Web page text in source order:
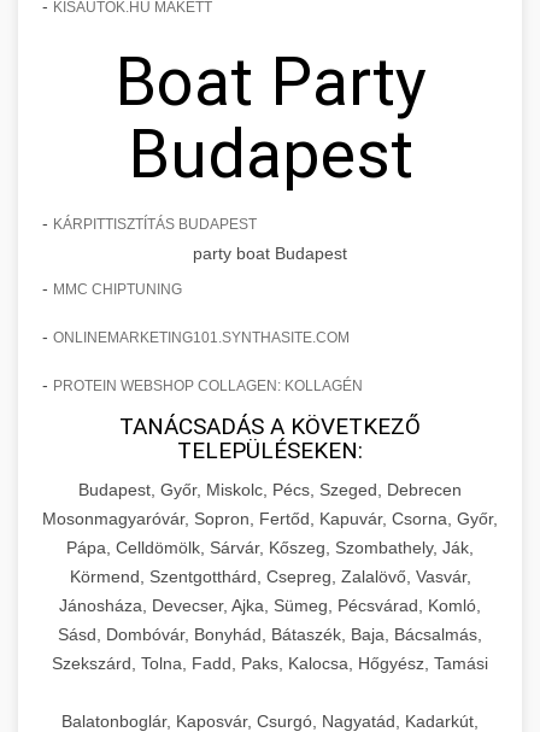
- KISAUTOK.HU MAKETT
Boat Party
Budapest
- KÁRPITTISZTÍTÁS BUDAPEST
party boat Budapest
- MMC CHIPTUNING
- ONLINEMARKETING101.SYNTHASITE.COM
- PROTEIN WEBSHOP COLLAGEN: KOLLAGÉN
TANÁCSADÁS A KÖVETKEZŐ
TELEPÜLÉSEKEN:
Budapest, Győr, Miskolc, Pécs, Szeged, Debrecen
Mosonmagyaróvár, Sopron, Fertőd, Kapuvár, Csorna, Győr,
Pápa, Celldömölk, Sárvár, Kőszeg, Szombathely, Ják,
Körmend, Szentgotthárd, Csepreg, Zalalövő, Vasvár,
Jánosháza, Devecser, Ajka, Sümeg, Pécsvárad, Komló,
Sásd, Dombóvár, Bonyhád, Bátaszék, Baja, Bácsalmás,
Szekszárd, Tolna, Fadd, Paks, Kalocsa, Hőgyész, Tamási
Balatonboglár, Kaposvár, Csurgó, Nagyatád, Kadarkút,